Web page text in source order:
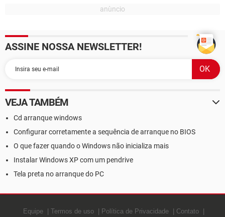
ASSINE NOSSA NEWSLETTER!
VEJA TAMBÉM
Cd arranque windows
Configurar corretamente a sequência de arranque no BIOS
O que fazer quando o Windows não inicializa mais
Instalar Windows XP com um pendrive
Tela preta no arranque do PC
Equipe Termos de uso Política de Privacidade Contato